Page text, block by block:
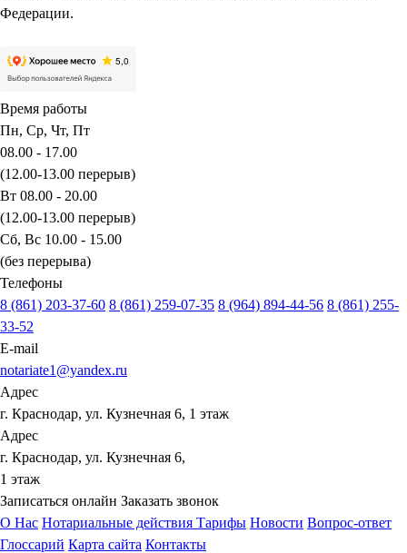
Федерации.
Время работы
Пн, Ср, Чт, Пт
08.00 - 17.00
(12.00-13.00 перерыв)
Вт 08.00 - 20.00
(12.00-13.00 перерыв)
Сб, Вс 10.00 - 15.00
(без перерыва)
Телефоны
8 (861) 203-37-60 8 (861) 259-07-35 8 (964) 894-44-56 8 (861) 255-
33-52
E-mail
notariate1@yandex.ru
Адрес
г. Краснодар, ул. Кузнечная 6, 1 этаж
Адрес
г. Краснодар, ул. Кузнечная 6,
1 этаж
Записаться онлайн Заказать звонок
О Нас Нотариальные действия Тарифы Новости Вопрос-ответ
Глоссарий Карта сайта Контакты